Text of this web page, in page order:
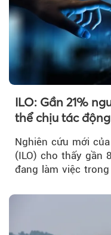
ILO: Gần 21%
thể chịu tác
Nghiên cứu mới
(ILO) cho thấy gần
đang làm việc